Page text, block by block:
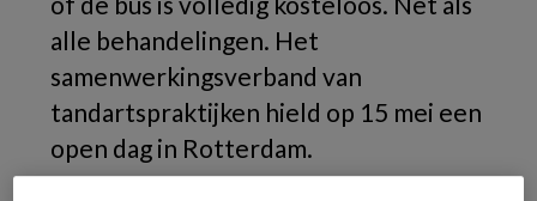
alle behandelingen. Het
samenwerkingsverband van
tandartspraktijken hield op 15 mei een
open dag in Rotterdam.